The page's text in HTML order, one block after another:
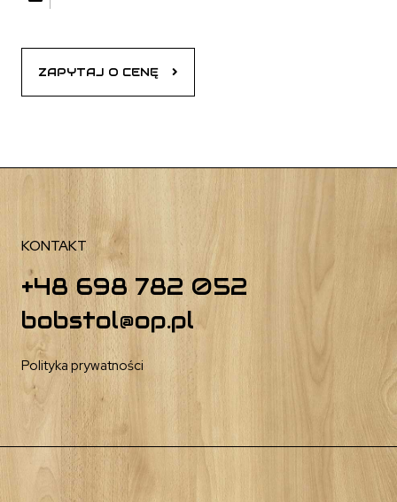
ZAPYTAJ O CENĘ
KONTAKT
+48 698 782 052
bobstol@op.pl
Polityka prywatności